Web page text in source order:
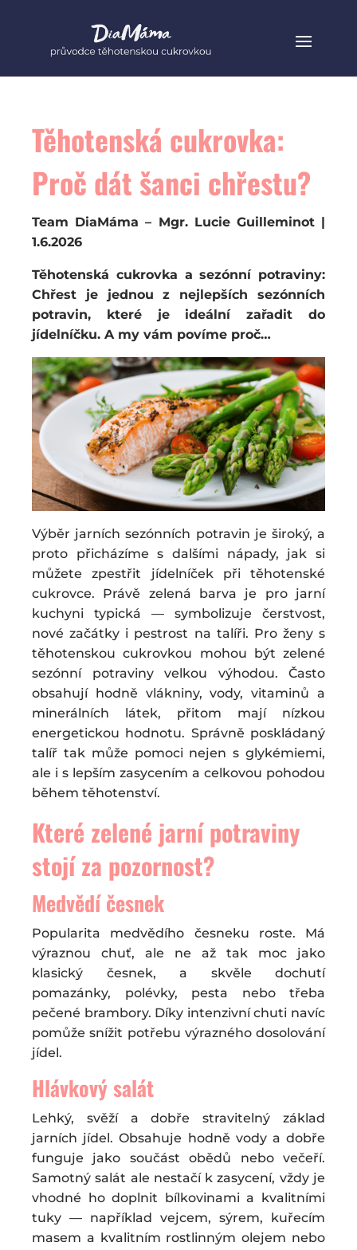
Těhotenská cukrovka:
Proč dát šanci chřestu?
Team DiaMáma – Mgr. Lucie Guilleminot |
1.6.2026
Těhotenská cukrovka a sezónní potraviny:
Chřest je jednou z nejlepších sezónních
potravin, které je ideální zařadit do
jídelníčku. A my vám povíme proč…
Výběr jarních sezónních potravin je široký, a
proto přicházíme s dalšími nápady, jak si
můžete zpestřit jídelníček při těhotenské
cukrovce. Právě zelená barva je pro jarní
kuchyni typická — symbolizuje čerstvost,
nové začátky i pestrost na talíři. Pro ženy s
těhotenskou cukrovkou mohou být zelené
sezónní potraviny velkou výhodou. Často
obsahují hodně vlákniny, vody, vitaminů a
minerálních látek, přitom mají nízkou
energetickou hodnotu. Správně poskládaný
talíř tak může pomoci nejen s glykémiemi,
ale i s lepším zasycením a celkovou pohodou
během těhotenství.
Které zelené jarní potraviny
stojí za pozornost?
Medvědí česnek
Popularita medvědího česneku roste. Má
výraznou chuť, ale ne až tak moc jako
klasický česnek, a skvěle dochutí
pomazánky, polévky, pesta nebo třeba
pečené brambory. Díky intenzivní chuti navíc
pomůže snížit potřebu výrazného dosolování
jídel.
Hlávkový salát
Lehký, svěží a dobře stravitelný základ
jarních jídel. Obsahuje hodně vody a dobře
funguje jako součást obědů nebo večeří.
Samotný salát ale nestačí k zasycení, vždy je
vhodné ho doplnit bílkovinami a kvalitními
tuky — například vejcem, sýrem, kuřecím
masem a kvalitním rostlinným olejem nebo